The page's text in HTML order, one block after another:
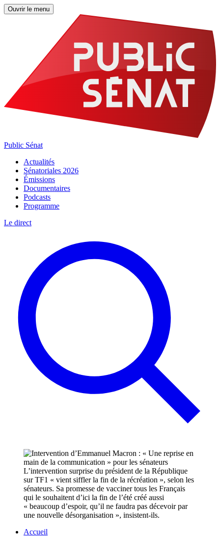
Ouvrir le menu
Public Sénat
Actualités
Sénatoriales 2026
Émissions
Documentaires
Podcasts
Programme
Le direct
L’intervention surprise du président de la République
sur TF1 « vient siffler la fin de la récréation », selon les
sénateurs. Sa promesse de vacciner tous les Français
qui le souhaitent d’ici la fin de l’été créé aussi
« beaucoup d’espoir, qu’il ne faudra pas décevoir par
une nouvelle désorganisation », insistent-ils.
Accueil